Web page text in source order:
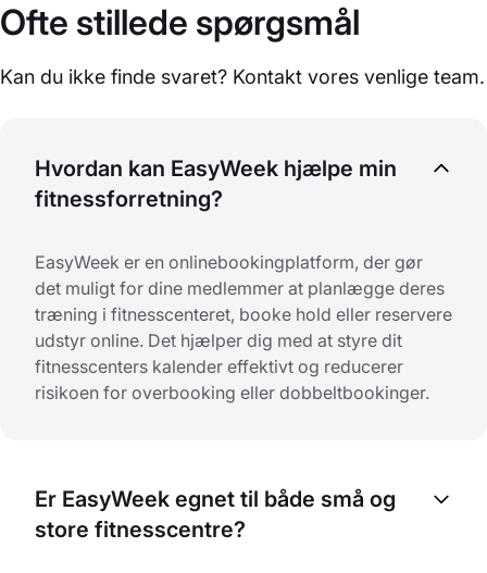
Ofte stillede spørgsmål
Kan du ikke finde svaret? Kontakt vores venlige team.
Hvordan kan EasyWeek hjælpe min
fitnessforretning?
EasyWeek er en onlinebookingplatform, der gør
det muligt for dine medlemmer at planlægge deres
træning i fitnesscenteret, booke hold eller reservere
udstyr online. Det hjælper dig med at styre dit
fitnesscenters kalender effektivt og reducerer
risikoen for overbooking eller dobbeltbookinger.
Er EasyWeek egnet til både små og
store fitnesscentre?